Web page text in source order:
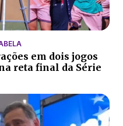
em dois jogos
reta final da Série